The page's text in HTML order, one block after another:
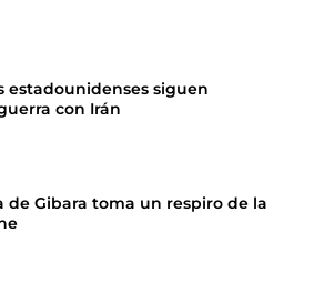
estadounidenses siguen
con Irán
de Gibara toma un respiro de la